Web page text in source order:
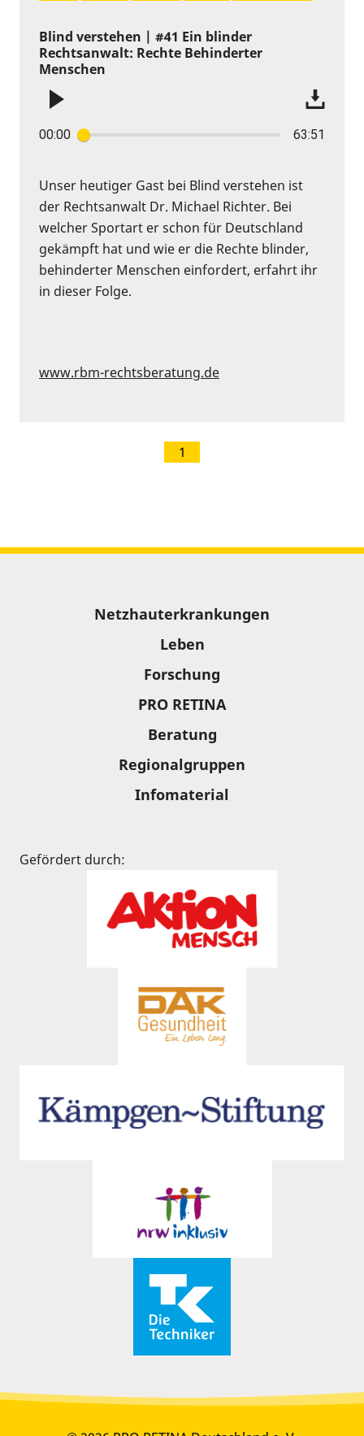
Blind verstehen | #41 Ein blinder
Rechtsanwalt: Rechte Behinderter
Menschen
00:00 63:51
Unser heutiger Gast bei Blind verstehen ist
der Rechtsanwalt Dr. Michael Richter. Bei
welcher Sportart er schon für Deutschland
gekämpft hat und wie er die Rechte blinder,
behinderter Menschen einfordert, erfahrt ihr
in dieser Folge.
www.rbm-rechtsberatung.de
1
Netzhauterkrankungen
Leben
Forschung
PRO RETINA
Beratung
Regionalgruppen
Infomaterial
Gefördert durch: